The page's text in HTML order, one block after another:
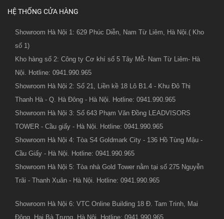
HỆ THỐNG CỬA HÀNG
Showroom Hà Nội 1: 629 Phúc Diễn, Nam Từ Liêm, Hà Nội.( Kho
số 1)
Kho hàng số 2: Công ty Cơ khí số 5 Tây Mỗ- Nam Từ Liêm- Hà
Nội. Hotline: 0941.990.965
Showroom Hà Nội 2: Số 21, Liền kề 18 Lô B1.4 - Khu Đô Thị
Thanh Hà - Q. Hà Đông - Hà Nội. Hotline: 0941.990.965
Showroom Hà Nội 3: Số 643 Phạm Văn Đồng LEADVISORS
TOWER - Cầu giấy - Hà Nội. Hotline: 0941.990.965
Showroom Hà Nội 4: Tòa S4 Goldmark City - 136 Hồ Tùng Mậu -
Cầu Giấy - Hà Nội. Hotline: 0941.990.965
Showroom Hà Nội 5: Tòa nhà Gold Tower nằm tại số 275 Nguyễn
Trãi - Thanh Xuân - Hà Nội. Hotline: 0941.990.965
Showroom Hà Nội 6: VTC Online Building 18 Đ. Tam Trinh, Mai
Động, Hai Bà Trưng, Hà Nội. Hotline: 0941.990.965